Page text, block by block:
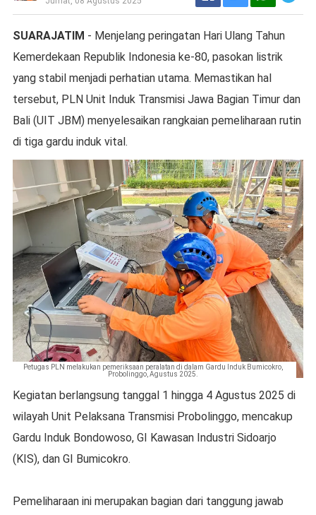
SUARAJATIM - Menjelang peringatan Hari Ulang Tahun
Kemerdekaan Republik Indonesia ke-80, pasokan listrik
yang stabil menjadi perhatian utama. Memastikan hal
tersebut, PLN Unit Induk Transmisi Jawa Bagian Timur dan
Bali (UIT JBM) menyelesaikan rangkaian pemeliharaan rutin
di tiga gardu induk vital.
Petugas PLN melakukan pemeriksaan peralatan di dalam Gardu Induk Bumicokro,
Probolinggo, Agustus 2025.
Kegiatan berlangsung tanggal 1 hingga 4 Agustus 2025 di
wilayah Unit Pelaksana Transmisi Probolinggo, mencakup
Gardu Induk Bondowoso, GI Kawasan Industri Sidoarjo
(KIS), dan GI Bumicokro.
Pemeliharaan ini merupakan bagian dari tanggung jawab